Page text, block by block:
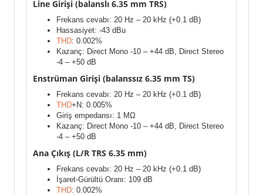
Line Girişi (balanslı 6.35 mm TRS)
Frekans cevabı: 20 Hz – 20 kHz (+0.1 dB)
Hassasiyet: -43 dBu
THD: 0.002%
Kazanç: Direct Mono -10 – +44 dB, Direct Stereo
-4 – +50 dB
Enstrüman Girişi (balanssız 6.35 mm TS)
Frekans cevabı: 20 Hz – 20 kHz (+0.1 dB)
THD+N: 0.005%
Giriş empedansı: 1 MΩ
Kazanç: Direct Mono -10 – +44 dB, Direct Stereo
-4 – +50 dB
Ana Çıkış (L/R TRS 6.35 mm)
Frekans cevabı: 20 Hz – 20 kHz (+0.1 dB)
İşaret-Gürültü Oranı: 109 dB
THD: 0.002%